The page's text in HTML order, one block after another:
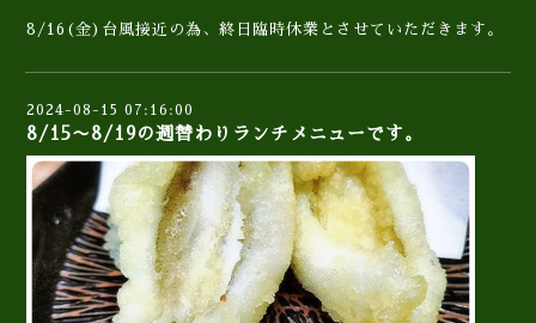
8/16(金)台風接近の為、終日臨時休業とさせていただきます。
2024-08-15 07:16:00
8/15〜8/19の週替わりランチメニューです。